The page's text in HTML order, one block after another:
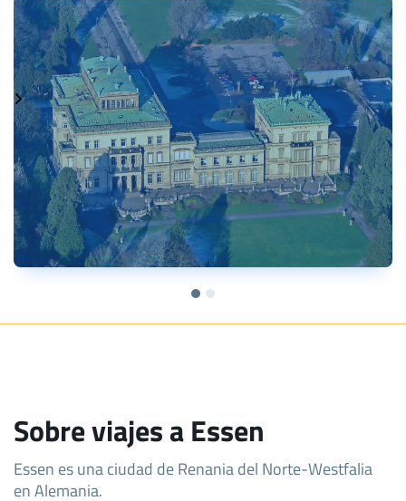
Sobre viajes a Essen
Essen es una ciudad de Renania del Norte-Westfalia
en Alemania.